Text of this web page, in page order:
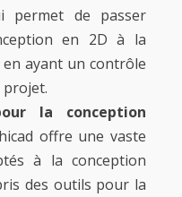
permet de passer
en 2D à la
ayant un contrôle
projet.
la conception
offre une vaste
à la conception
des outils pour la